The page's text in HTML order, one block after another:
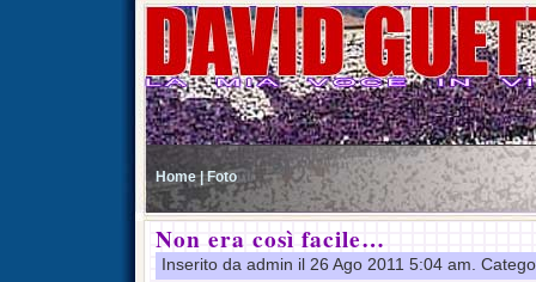
Home | Foto
Non era così facile…
Inserito da admin il 26 Ago 2011 5:04 am.